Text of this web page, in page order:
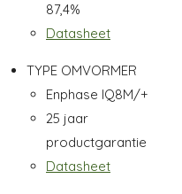
87,4%
Datasheet
TYPE OMVORMER
Enphase IQ8M/+
25 jaar
productgarantie
Datasheet